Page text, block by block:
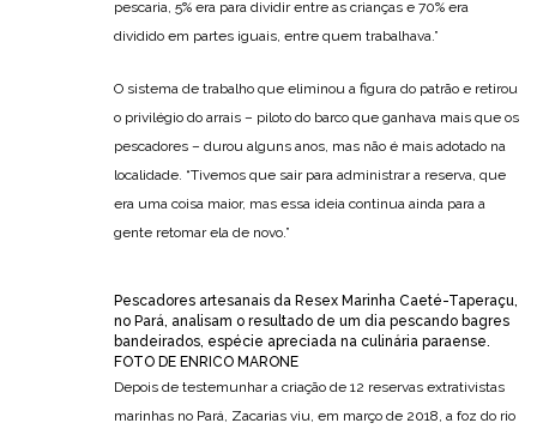
pescaria, 5% era para dividir entre as crianças e 70% era
dividido em partes iguais, entre quem trabalhava.”
O sistema de trabalho que eliminou a figura do patrão e retirou
o privilégio do arrais – piloto do barco que ganhava mais que os
pescadores – durou alguns anos, mas não é mais adotado na
localidade. “Tivemos que sair para administrar a reserva, que
era uma coisa maior, mas essa ideia continua ainda para a
gente retomar ela de novo.”
Pescadores artesanais da Resex Marinha Caeté-Taperaçu,
no Pará, analisam o resultado de um dia pescando bagres
bandeirados, espécie apreciada na culinária paraense.
FOTO DE ENRICO MARONE
Depois de testemunhar a criação de 12 reservas extrativistas
marinhas no Pará, Zacarias viu, em março de 2018, a foz do rio